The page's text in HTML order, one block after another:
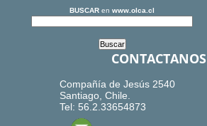
BUSCAR en www.olca.cl
CONTACTANOS
Compañía de Jesús 2540
Santiago, Chile.
Tel: 56.2.33654873